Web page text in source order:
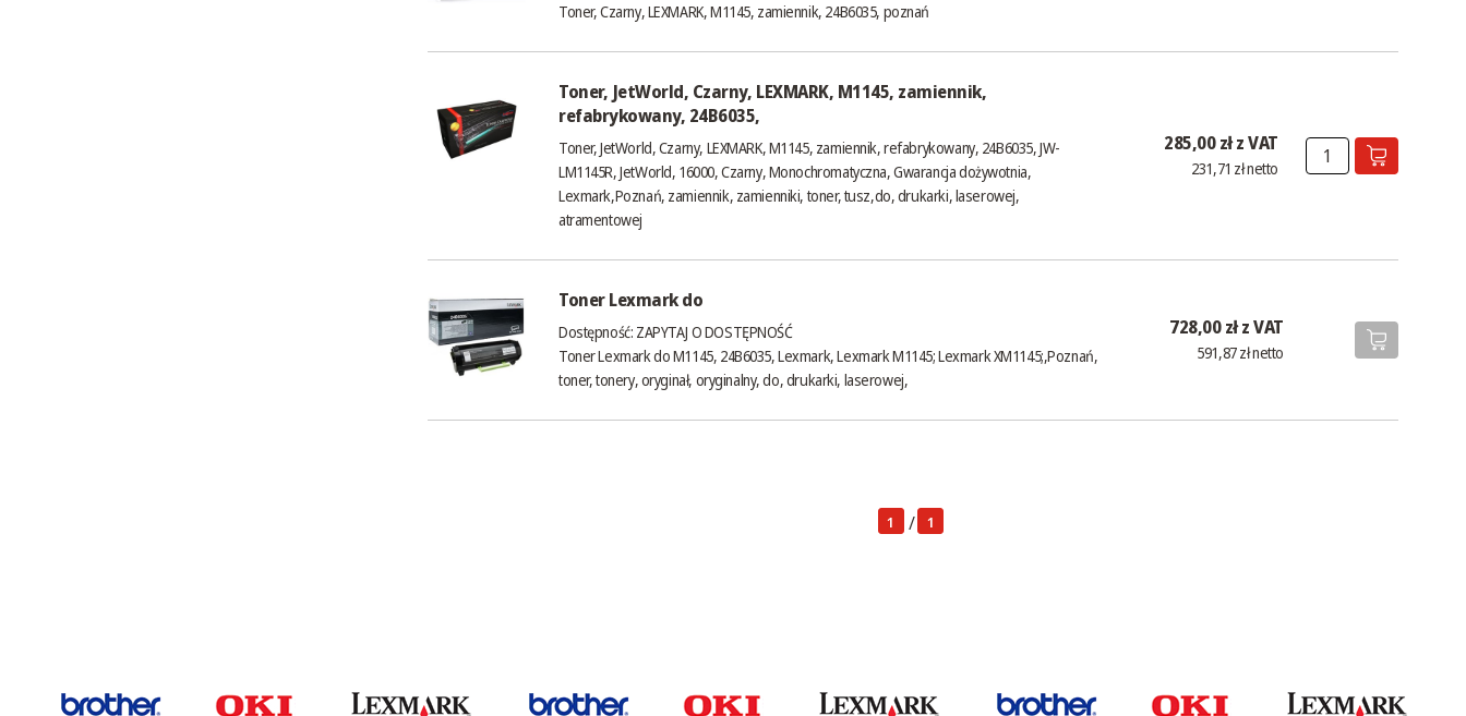
Toner, Czarny, LEXMARK, M1145, zamiennik, 24B6035, poznań
Toner, JetWorld, Czarny, LEXMARK, M1145, zamiennik,
refabrykowany, 24B6035,
Toner, JetWorld, Czarny, LEXMARK, M1145, zamiennik, refabrykowany, 24B6035, JW-
LM1145R, JetWorld, 16000, Czarny, Monochromatyczna, Gwarancja dożywotnia,
Lexmark,Poznań, zamiennik, zamienniki, toner, tusz,do, drukarki, laserowej,
atramentowej
285,00 zł z VAT
231,71 zł netto
Toner Lexmark do
Dostępność: ZAPYTAJ O DOSTĘPNOŚĆ
Toner Lexmark do M1145, 24B6035, Lexmark, Lexmark M1145; Lexmark XM1145;,Poznań,
toner, tonery, oryginał, oryginalny, do, drukarki, laserowej,
728,00 zł z VAT
591,87 zł netto
1 / 1